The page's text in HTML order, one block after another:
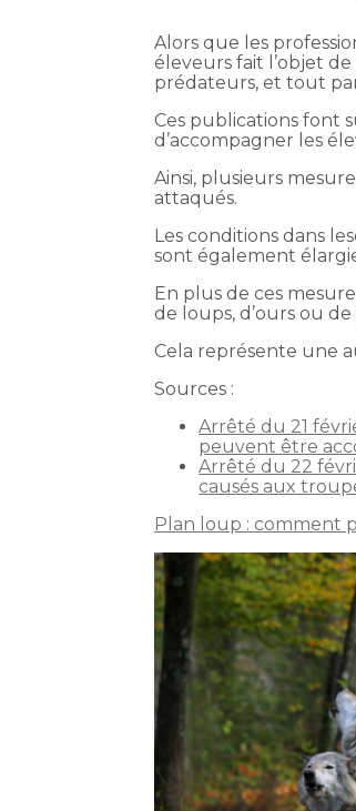
Alors que les
éleveurs fait l’objet
prédateurs, et tout
Ces publications font
d’accompagner les
Ainsi, plusieurs
attaqués.
Les conditions dans
sont également
En plus de ces
de loups, d’ours ou
Cela représente une
Sources :
Arrêté du 21
peuvent être
Arrêté du 22
causés aux
Plan loup : comment